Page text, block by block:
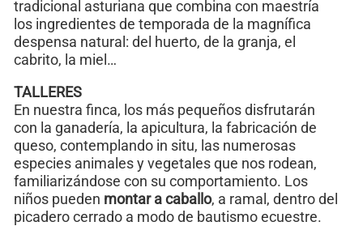
tradicional asturiana que combina con maestría
los ingredientes de temporada de la magnífica
despensa natural: del huerto, de la granja, el
cabrito, la miel…
TALLERES
En nuestra finca, los más pequeños disfrutarán
con la ganadería, la apicultura, la fabricación de
queso, contemplando in situ, las numerosas
especies animales y vegetales que nos rodean,
familiarizándose con su comportamiento. Los
niños pueden montar a caballo, a ramal, dentro del
picadero cerrado a modo de bautismo ecuestre.